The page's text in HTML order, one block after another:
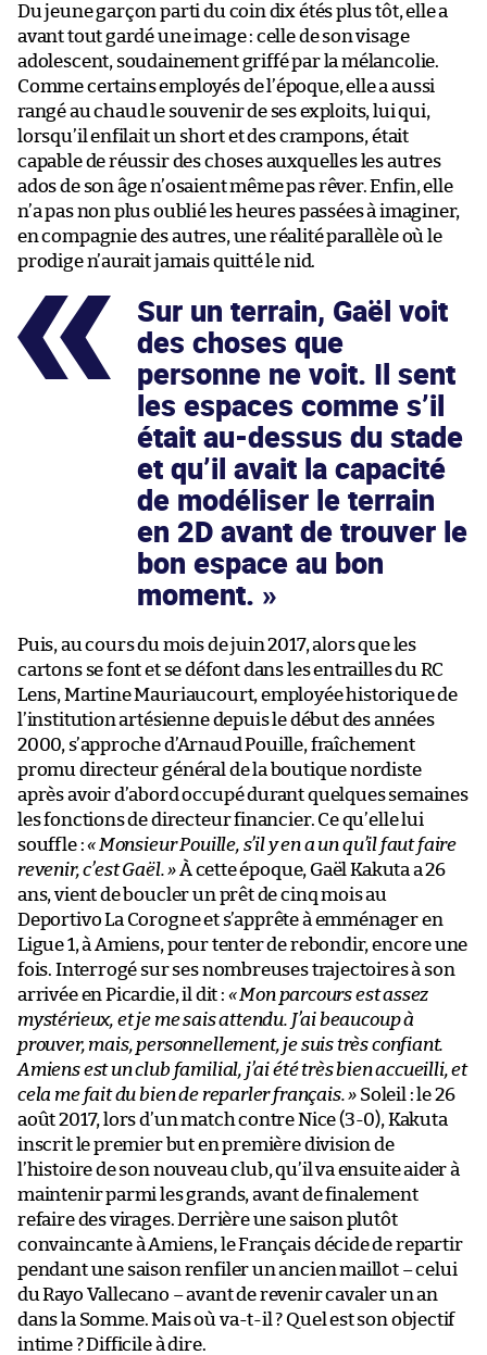
Du jeune garçon parti du coin dix étés plus tôt, elle a
avant tout gardé une image : celle de son visage
adolescent, soudainement griffé par la mélancolie.
Comme certains employés de l’époque, elle a aussi
rangé au chaud le souvenir de ses exploits, lui qui,
lorsqu’il enfilait un short et des crampons, était
capable de réussir des choses auxquelles les autres
ados de son âge n’osaient même pas rêver. Enfin, elle
n’a pas non plus oublié les heures passées à imaginer,
en compagnie des autres, une réalité parallèle où le
prodige n’aurait jamais quitté le nid.
Sur un terrain, Gaël voit
des choses que
personne ne voit. Il sent
les espaces comme s’il
était au-dessus du stade
et qu’il avait la capacité
de modéliser le terrain
en 2D avant de trouver le
bon espace au bon
moment.
Puis, au cours du mois de juin 2017, alors que les
cartons se font et se défont dans les entrailles du RC
Lens, Martine Mauriaucourt, employée historique de
l’institution artésienne depuis le début des années
2000, s’approche d’Arnaud Pouille, fraîchement
promu directeur général de la boutique nordiste
après avoir d’abord occupé durant quelques semaines
les fonctions de directeur financier. Ce qu’elle lui
souffle :« Monsieur Pouille, s’il y en a un qu’il faut faire
revenir, c’est Gaël. »À cette époque, Gaël Kakuta a 26
ans, vient de boucler un prêt de cinq mois au
Deportivo La Corogne et s’apprête à emménager en
Ligue 1, à Amiens, pour tenter de rebondir, encore une
fois. Interrogé sur ses nombreuses trajectoires à son
arrivée en Picardie, il dit : « Mon parcours est assez
mystérieux, et je me sais attendu. J’ai beaucoup à
prouver, mais, personnellement, je suis très confiant.
Amiens est un club familial, j’ai été très bien accueilli, et
cela me fait du bien de reparler français. » Soleil : le 26
août 2017, lors d’un match contre Nice (3-0), Kakuta
inscrit le premier but en première division de
l’histoire de son nouveau club, qu’il va ensuite aider à
maintenir parmi les grands, avant de finalement
refaire des virages. Derrière une saison plutôt
convaincante à Amiens, le Français décide de repartir
pendant une saison renfiler un ancien maillot – celui
du Rayo Vallecano – avant de revenir cavaler un an
dans la Somme. Mais où va-t-il ? Quel est son objectif
intime ? Difficile à dire.